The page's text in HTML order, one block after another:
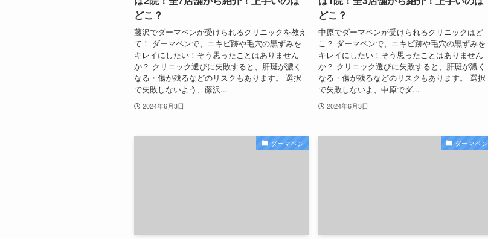
どこ？
藤沢でダーマペンが受けられるクリニックを教え
て！ ダーマペンで、ニキビ跡や毛穴の黒ずみを
キレイにしたい！そう思ったことはありません
か？ クリニック選びに失敗すると、肝斑が濃く
なる・傷が残るなどのリスクもあります。 選択
で失敗しないよう、藤沢...
2024年6月3日
どこ？
中原でダーマペンが受けられるクリニックはど
こ？ ダーマペンで、ニキビ跡や毛穴の黒ずみを
キレイにしたい！そう思ったことはありません
か？ クリニック選びに失敗すると、肝斑が濃く
なる・傷が残るなどのリスクもあります。 選択
で失敗しないよ、中原でダ...
2024年6月3日
ダーマペン ダーマペン